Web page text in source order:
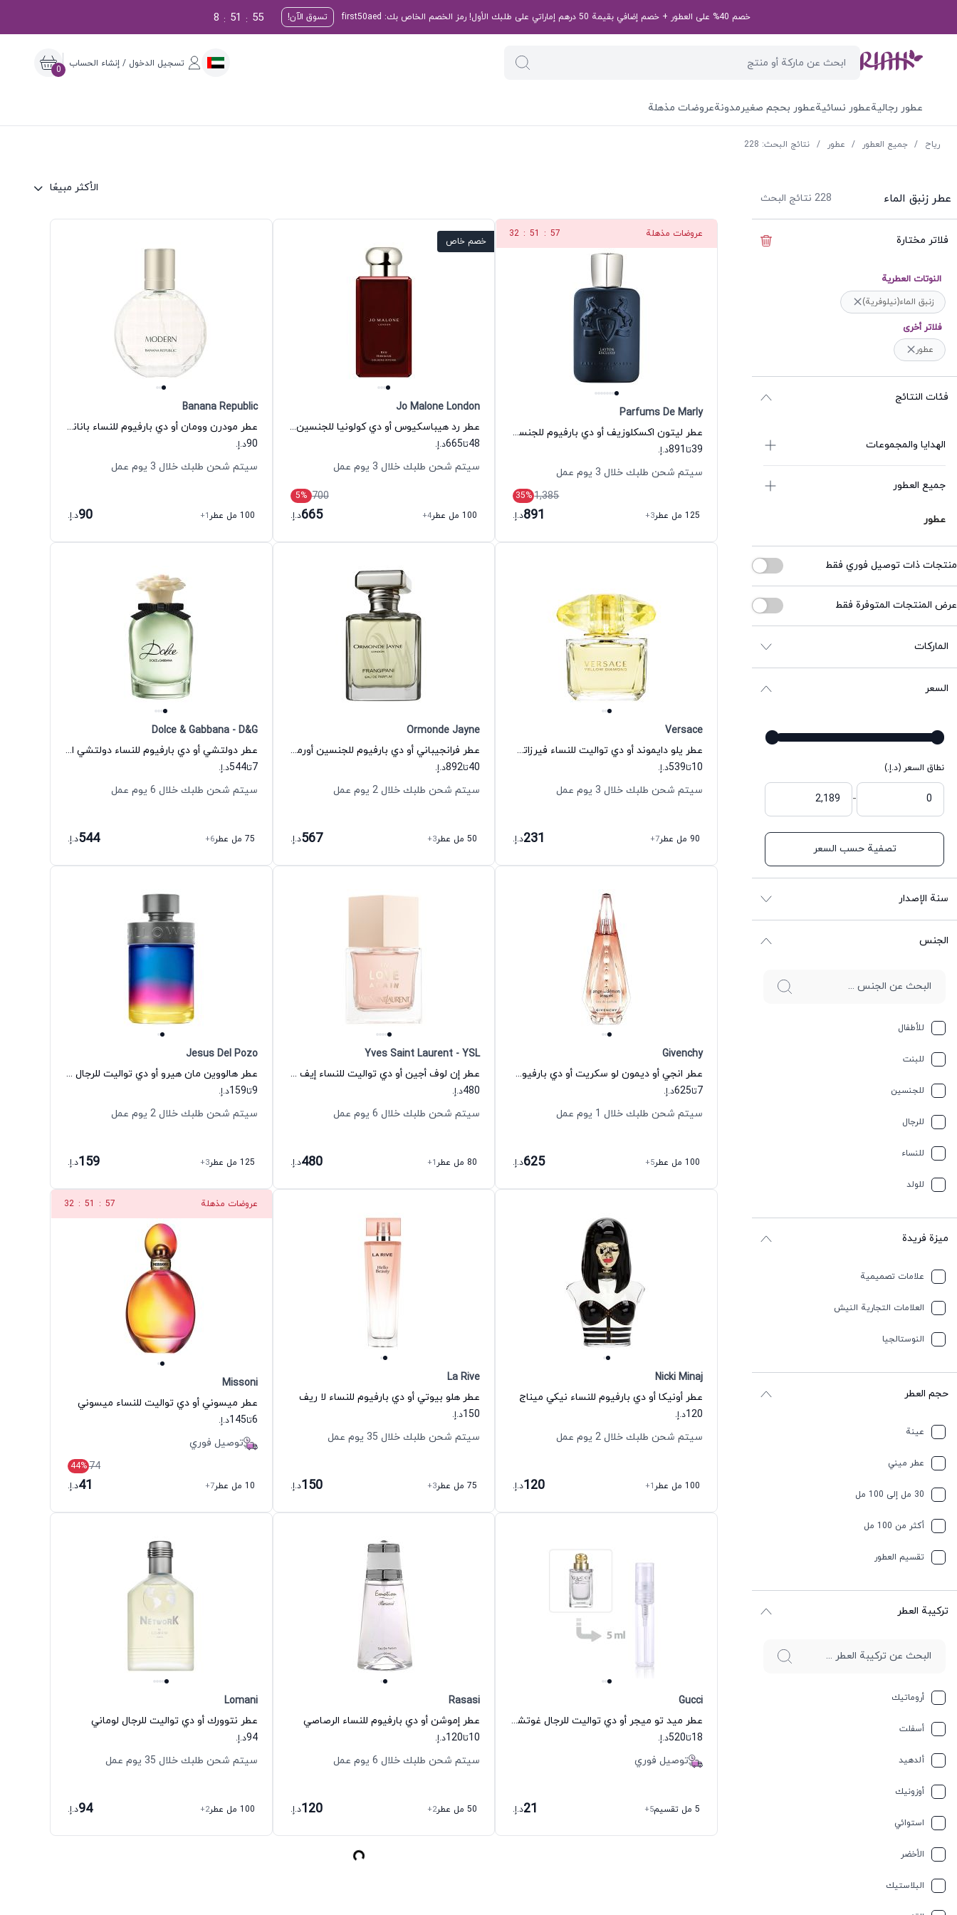
خصم 40% على العطور + خصم إضافي بقيمة 50 درهم إماراتي على طلبك الأول! رمز الخصم الخاص بك: first50aed تسوق الآن! 54
:
51
:
8
تسجيل الدخول / إنشاء الحساب
0
عطور رجاليةعطور نسائيةعطور بحجم صغيرمدونةعروضات مذهلة
ریاح / جميع العطور / عطور / نتائج البحث: 228
عطر زنبق الماء 228 نتائج البحث
الأكثر مبيعًا
فلاتر مختارة
النوتات العطرية
زنبق الماء(نيلوفرية)
فلاتر أخرى
عطور
فئات النتائج
الهدايا والمجموعات
جميع العطور
عطور
منتجات ذات توصيل فوري فقط
عرض المنتجات المتوفرة فقط
الماركات
السعر
نطاق السعر (د.إ.)
-
تصفية حسب السعر
سنة الإصدار
الجنس
للأطفال
للبنت
للجنسين
للرجال
للنساء
للولد
ميزة فريدة
علامات تصميمية
العلامات التجارية النيش
النوستالجيا
حجم العطر
عينة
عطر ميني
30 مل إلى 100 مل
أكثر من 100 مل
تقسیم العطور
ترکیبة العطر
أروماتيك
أسفلت
ألدهيد
أوزونيك
استوائي
الأخضر
البلاستيك
عروضات مذهلة 56
:
51
:
32
Parfums De Marly
عطر ليتون اكسكلوزيف أو دي بارفيوم للجنسين دي مارلي
39تا 891د.إ.
سيتم شحن طلبك خلال 3 يوم عمل
1,385
35%
125 مل عطر
+3
891د.إ.
خصم خاص
Jo Malone London
عطر رد هيباسكيوس أو دي كولونيا للجنسين جو مالون لندن
48تا665د.إ.
سيتم شحن طلبك خلال 3 يوم عمل
700
5%
100 مل عطر
+4
665د.إ.
Banana Republic
عطر مودرن وومان أو دي بارفيوم للنساء بانانا ريبابليك
90د.إ.
سيتم شحن طلبك خلال 3 يوم عمل
100 مل عطر +1
90د.إ.
Versace
عطر يلو دايموند أو دي تواليت للنساء فيرزاتشي
10تا539د.إ.
سيتم شحن طلبك خلال 3 يوم عمل
90 مل عطر +7
231د.إ.
Ormonde Jayne
عطر فرانجيباني أو دي بارفيوم للجنسين أورموند جين
40تا892د.إ.
سيتم شحن طلبك خلال 2 يوم عمل
50 مل عطر +3
567د.إ.
Dolce & Gabbana - D&G
عطر دولتشي أو دي بارفيوم للنساء دولتشي اند غابانا
7تا544د.إ.
سيتم شحن طلبك خلال 6 يوم عمل
75 مل عطر +6
544د.إ.
Givenchy
عطر انجي أو ديمون لو سكريت أو دي بارفيوم للنساء جيفنشي
7تا625د.إ.
سيتم شحن طلبك خلال 1 يوم عمل
100 مل عطر +5
625د.إ.
Yves Saint Laurent - YSL
عطر إن لوف أجين أو دي تواليت للنساء إيف سان لوران
480د.إ.
سيتم شحن طلبك خلال 6 يوم عمل
80 مل عطر +1
480د.إ.
Jesus Del Pozo
عطر هالووين مان هيرو أو دي تواليت للرجال جيسوس ديل بوزو
9تا159د.إ.
سيتم شحن طلبك خلال 2 يوم عمل
125 مل عطر +3
159د.إ.
Nicki Minaj
عطر أونيكا أو دي بارفيوم للنساء نيكي ميناج
120د.إ.
سيتم شحن طلبك خلال 2 يوم عمل
100 مل عطر +1
120د.إ.
La Rive
عطر هلو بيوتي أو دي بارفيوم للنساء لا ريف
150د.إ.
سيتم شحن طلبك خلال 35 يوم عمل
75 مل عطر +3
150د.إ.
عروضات مذهلة 56
:
51
:
32
Missoni
عطر ميسوني أو دي تواليت للنساء ميسوني
6تا145د.إ.
توصيل فوري
74
44%
10 مل عطر
+7
41د.إ.
Gucci
عطر ميد تو ميجر أو دي تواليت للرجال غوتشي
18تا520د.إ.
توصيل فوري
5 مل تقسيم +5
21د.إ.
Rasasi
عطر إموشن أو دي بارفيوم للنساء الرصاصي
10تا120د.إ.
سيتم شحن طلبك خلال 6 يوم عمل
50 مل عطر +2
120د.إ.
Lomani
عطر نتوورك أو دي تواليت للرجال لوماني
94د.إ.
سيتم شحن طلبك خلال 35 يوم عمل
100 مل عطر +2
94د.إ.